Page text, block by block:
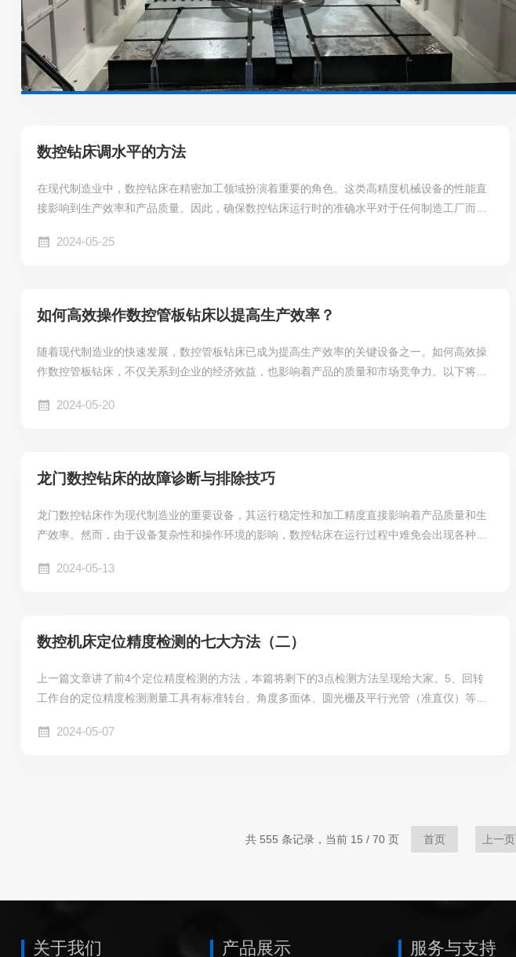
数控钻床调水平的方法
在现代制造业中，数控钻床在精密加工领域扮演着重要的角色。这类高精度机械设备的性能直
接影响到生产效率和产品质量。因此，确保数控钻床运行时的准确水平对于任何制造工厂而言
技巧。为什么必须对数控钻床进行水平调整?首先，我们需要了解为什么正确调整水平对于数控
2024-05-25
如何高效操作数控管板钻床以提高生产效率？
随着现代制造业的快速发展，数控管板钻床已成为提高生产效率的关键设备之一。如何高效操
作数控管板钻床，不仅关系到企业的经济效益，也影响着产品的质量和市场竞争力。以下将从
往往依赖于人工计算和输入，效率低下且容易出错。现代数控技术允许我们使用电子图版软件
2024-05-20
龙门数控钻床的故障诊断与排除技巧
龙门数控钻床作为现代制造业的重要设备，其运行稳定性和加工精度直接影响着产品质量和生
产效率。然而，由于设备复杂性和操作环境的影响，数控钻床在运行过程中难免会出现各种故
题。一、故障诊断步骤1.现场观察：首先，技术人员应仔细观察设备运行状态，注意是否有异
2024-05-13
数控机床定位精度检测的七大方法（二）
上一篇文章讲了前4个定位精度检测的方法，本篇将剩下的3点检测方法呈现给大家。5、回转
工作台的定位精度检测测量工具有标准转台、角度多面体、圆光栅及平行光管（准直仪）等，
以此位置作为基准，然后向同方向快速转动工作台，每隔30锁紧定位，进行测量。正向转和反
2024-05-07
共 555 条记录，当前 15 / 70 页 首页 上一页
关于我们 产品展示 服务与支持